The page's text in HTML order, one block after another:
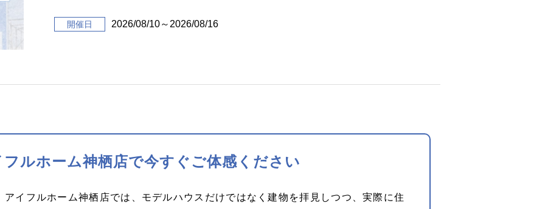
開催日 2026/08/10～2026/08/16
フルホーム神栖店で今すぐご体感ください
アイフルホーム神栖店では、モデルハウスだけではなく建物を拝見しつつ、実際に住